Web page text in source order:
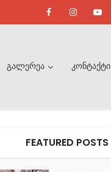
გალერეა კონტაქტი
FEATURED POSTS